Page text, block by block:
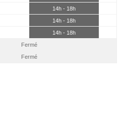
14h - 18h
14h - 18h
14h - 18h
Fermé
Fermé